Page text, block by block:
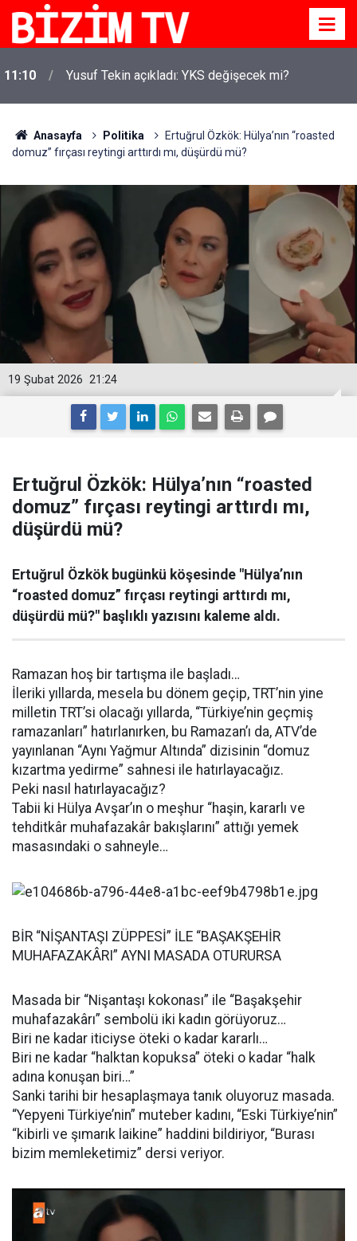
11:10 Yusuf Tekin açıkladı: YKS değişecek mi?
Anasayfa Politika
Ertuğrul Özkök: Hülya’nın “roasted
domuz” fırçası reytingi arttırdı mı, düşürdü mü?
21:24
19 Şubat 2026
Ertuğrul Özkök: Hülya’nın “roasted
domuz” fırçası reytingi arttırdı mı,
düşürdü mü?
Ertuğrul Özkök bugünkü köşesinde "Hülya’nın
“roasted domuz” fırçası reytingi arttırdı mı,
düşürdü mü?" başlıklı yazısını kaleme aldı.
Ramazan hoş bir tartışma ile başladı…
İleriki yıllarda, mesela bu dönem geçip, TRT’nin yine
milletin TRT’si olacağı yıllarda, “Türkiye’nin geçmiş
ramazanları” hatırlanırken, bu Ramazan’ı da, ATV’de
yayınlanan “Aynı Yağmur Altında” dizisinin “domuz
kızartma yedirme” sahnesi ile hatırlayacağız.
Peki nasıl hatırlayacağız?
Tabii ki Hülya Avşar’ın o meşhur “haşin, kararlı ve
tehditkâr muhafazakâr bakışlarını” attığı yemek
masasındaki o sahneyle…
BİR “NİŞANTAŞI ZÜPPESİ” İLE “BAŞAKŞEHİR
MUHAFAZAKÂRI” AYNI MASADA OTURURSA
Masada bir “Nişantaşı kokonası” ile “Başakşehir
muhafazakârı” sembolü iki kadın görüyoruz…
Biri ne kadar iticiyse öteki o kadar kararlı…
Biri ne kadar “halktan kopuksa” öteki o kadar “halk
adına konuşan biri…”
Sanki tarihi bir hesaplaşmaya tanık oluyoruz masada.
“Yepyeni Türkiye’nin” muteber kadını, “Eski Türkiye’nin”
“kibirli ve şımarık laikine” haddini bildiriyor, “Burası
bizim memleketimiz” dersi veriyor.